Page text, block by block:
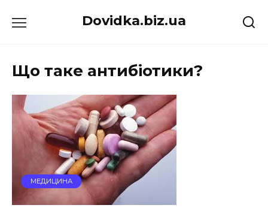
до
Dovidka.biz.ua
Що таке антибіотики?
МЕДИЦИНА